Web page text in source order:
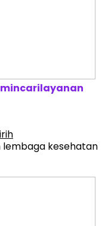
lembaga kesehatan